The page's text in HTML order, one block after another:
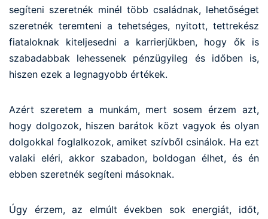
segíteni szeretnék minél több családnak, lehetőséget
szeretnék teremteni a tehetséges, nyitott, tettrekész
fiataloknak kiteljesedni a karrierjükben, hogy ők is
szabadabbak lehessenek pénzügyileg és időben is,
hiszen ezek a legnagyobb értékek.
Azért szeretem a munkám, mert sosem érzem azt,
hogy dolgozok, hiszen barátok közt vagyok és olyan
dolgokkal foglalkozok, amiket szívből csinálok. Ha ezt
valaki eléri, akkor szabadon, boldogan élhet, és én
ebben szeretnék segíteni másoknak.
Úgy érzem, az elmúlt években sok energiát, időt,